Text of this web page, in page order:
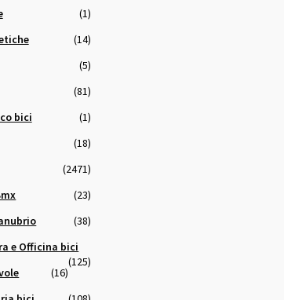
(1)
(14)
(5)
(81)
bici
(1)
(18)
(2471)
(23)
(38)
e Officina bici
(125)
(16)